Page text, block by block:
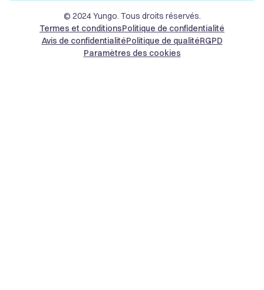
© 2024 Yungo. Tous droits réservés.
Termes et conditionsPolitique de confidentialité
Avis de confidentialitéPolitique de qualitéRGPD
Paramètres des cookies